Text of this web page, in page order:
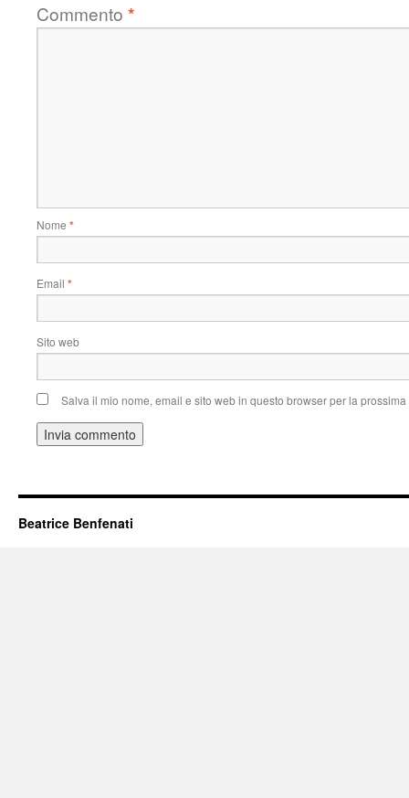
Commento *
Nome *
Email *
Sito web
Salva il mio nome, email e sito web in questo browser per la
Beatrice Benfenati